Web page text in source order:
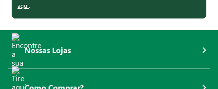
aqui.
Nossas Lojas